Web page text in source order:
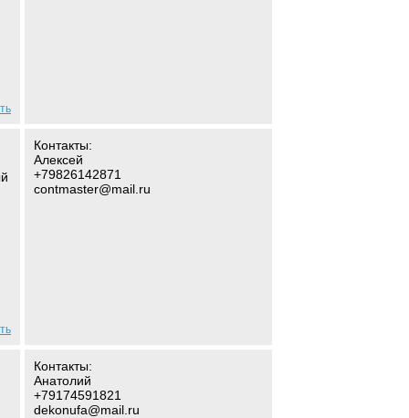
Контакты:
Алексей
+79826142871
contmaster@mail.ru
Контакты:
Анатолий
+79174591821
dekonufa@mail.ru